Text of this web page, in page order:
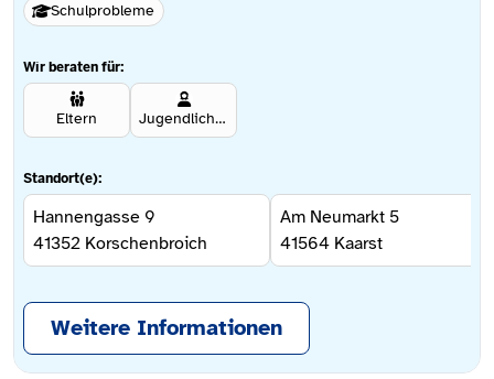
Schulprobleme
Wir beraten für:
Eltern Jugendliche ab 12 Jahren
Standort(e):
Hannengasse 9
41352 Korschenbroich
Am Neumarkt 5
41564 Kaarst
Weitere Informationen